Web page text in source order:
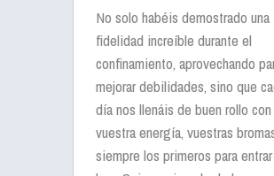
No solo habéis demostrado una
fidelidad increíble durante el
confinamiento, aprovechando
mejorar debilidades, sino que
día nos llenáis de buen rollo con
vuestra energía, vuestras
siempre los primeros para